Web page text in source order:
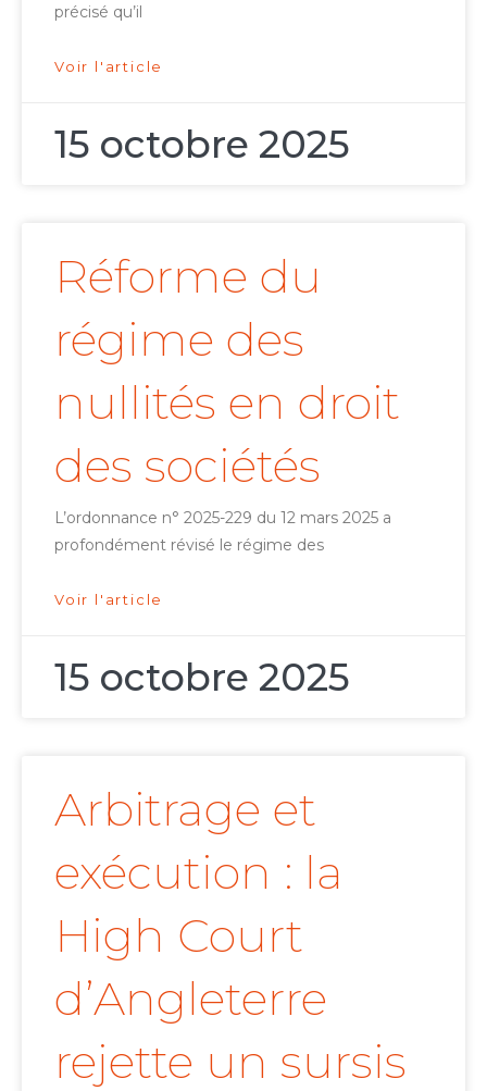
précisé qu’il
Voir l'article
15 octobre 2025
Réforme du
régime des
nullités en droit
des sociétés
L’ordonnance n° 2025-229 du 12 mars 2025 a
profondément révisé le régime des
Voir l'article
15 octobre 2025
Arbitrage et
exécution : la
High Court
d’Angleterre
rejette un sursis